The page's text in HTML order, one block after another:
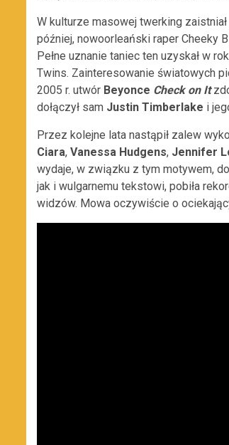
W kulturze masowej twerking
później, nowoorleański raper Cheeky
Pełne uznanie taniec ten uzyskał w
Twins. Zainteresowanie światowych
2005 r. utwór Beyonce Check on It
dołączył sam Justin Timberlake i
Przez kolejne lata nastąpił zalew
Ciara, Vanessa Hudgens, Jennifer
wydaje, w związku z tym motywem,
jak i wulgarnemu tekstowi, pobiła
widzów. Mowa oczywiście o